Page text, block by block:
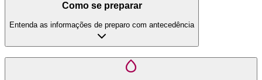
Como se preparar
Entenda as informações de preparo com antecedência